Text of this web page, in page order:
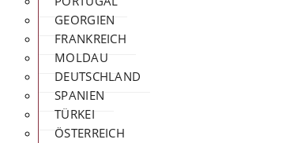
GEORGIEN
FRANKREICH
MOLDAU
DEUTSCHLAND
SPANIEN
TÜRKEI
ÖSTERREICH